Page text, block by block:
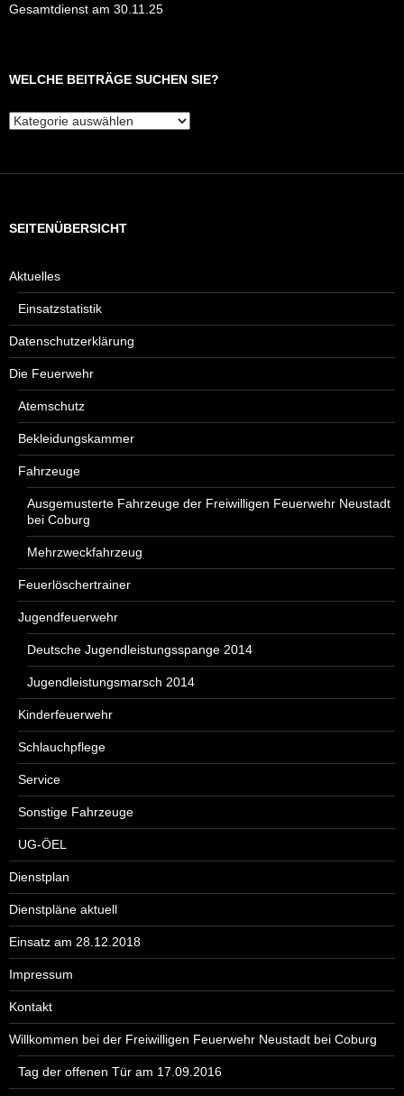
Gesamtdienst am 30.11.25
WELCHE BEITRÄGE SUCHEN SIE?
Welche
Beiträge
SEITENÜBERSICHT
Aktuelles
Einsatzstatistik
Datenschutzerklärung
Die Feuerwehr
Atemschutz
Bekleidungskammer
Fahrzeuge
Ausgemusterte Fahrzeuge der Freiwilligen Feuerwehr Neustadt
bei Coburg
Mehrzweckfahrzeug
Feuerlöschertrainer
Jugendfeuerwehr
Deutsche Jugendleistungsspange 2014
Jugendleistungsmarsch 2014
Kinderfeuerwehr
Schlauchpflege
Service
Sonstige Fahrzeuge
UG-ÖEL
Dienstplan
Dienstpläne aktuell
Einsatz am 28.12.2018
Impressum
Kontakt
Willkommen bei der Freiwilligen Feuerwehr Neustadt bei Coburg
Tag der offenen Tür am 17.09.2016